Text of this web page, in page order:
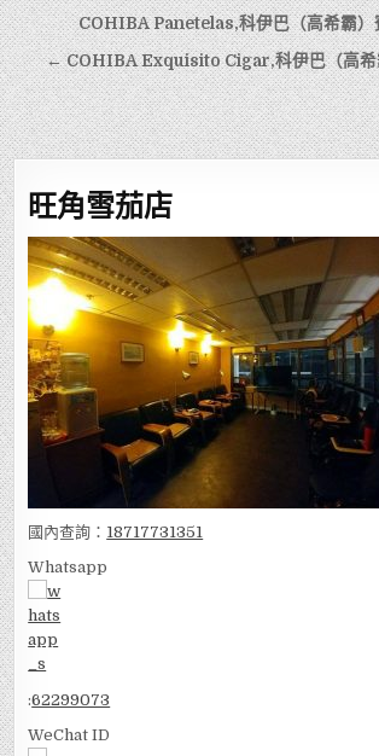
文
章
導
覽
COHIBA Panetelas,科伊巴（高希霸
← COHIBA Exquisito Cigar,科伊巴（高希
旺角雪茄店
國內查詢： 18717731351
Whatsapp
:62299073
WeChat ID